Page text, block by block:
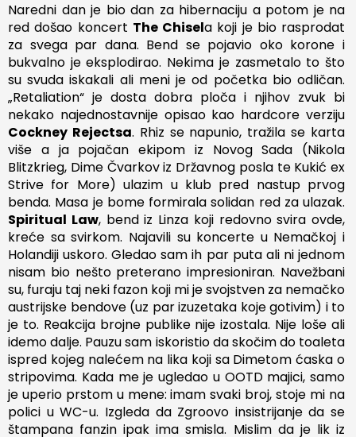
Naredni dan je bio dan za hibernaciju a potom je na
red došao koncert The Chisela koji je bio rasprodat
za svega par dana. Bend se pojavio oko korone i
bukvalno je eksplodirao. Nekima je zasmetalo to što
su svuda iskakali ali meni je od početka bio odličan.
„Retaliation“ je dosta dobra ploča i njihov zvuk bi
nekako najednostavnije opisao kao hardcore verziju
Cockney Rejectsa. Rhiz se napunio, tražila se karta
više a ja pojačan ekipom iz Novog Sada (Nikola
Blitzkrieg, Dime Čvarkov iz Državnog posla te Kukić ex
Strive for More) ulazim u klub pred nastup prvog
benda. Masa je bome formirala solidan red za ulazak.
Spiritual Law, bend iz Linza koji redovno svira ovde,
kreće sa svirkom. Najavili su koncerte u Nemačkoj i
Holandiji uskoro. Gledao sam ih par puta ali ni jednom
nisam bio nešto preterano impresioniran. Navežbani
su, furaju taj neki fazon koji mi je svojstven za nemačko
austrijske bendove (uz par izuzetaka koje gotivim) i to
je to. Reakcija brojne publike nije izostala. Nije loše ali
idemo dalje. Pauzu sam iskoristio da skočim do toaleta
ispred kojeg nalećem na lika koji sa Dimetom ćaska o
stripovima. Kada me je ugledao u OOTD majici, samo
je uperio prstom u mene: imam svaki broj, stoje mi na
polici u WC-u. Izgleda da Zgroovo insistrijanje da se
štampana fanzin ipak ima smisla. Mislim da je lik iz